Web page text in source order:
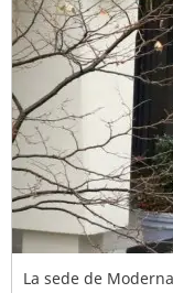
La sede de